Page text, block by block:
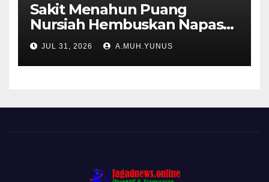
Sakit Menahun Puang
Nursiah Hembuskan Napas
Terakhir
JUL 31, 2026 A.MUH.YUNUS